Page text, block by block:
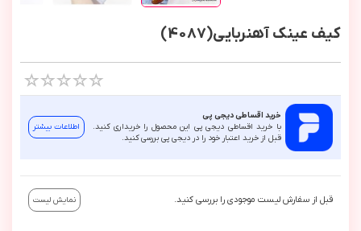
کیف عینک آهنربایی(4087)
خرید اقساطی دیجی پی
با خرید اقساطی دیجی پی این محصول را خریداری کنید.
قبل از خرید اعتبار خود را در دیجی پی بررسی کنید.
اطلاعات بیشتر
قبل از سفارش لیست موجودی را بررسی کنید. نمایش لیست